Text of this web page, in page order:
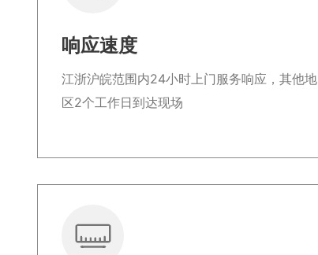
响应速度
江浙沪皖范围内24小时上门服务响应，其他地
区2个工作日到达现场